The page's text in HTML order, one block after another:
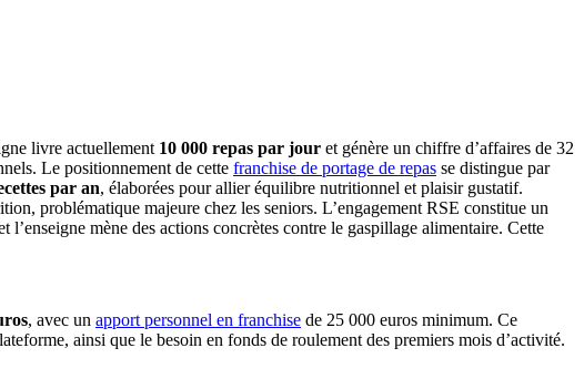
livre actuellement 10 000 repas par jour et génère un chiffre d’affaires de 32
Le positionnement de cette franchise de portage de repas se distingue par
par an, élaborées pour allier équilibre nutritionnel et plaisir gustatif.
problématique majeure chez les seniors. L’engagement RSE constitue un
mène des actions concrètes contre le gaspillage alimentaire. Cette
, avec un apport personnel en franchise de 25 000 euros minimum. Ce
ainsi que le besoin en fonds de roulement des premiers mois d’activité.